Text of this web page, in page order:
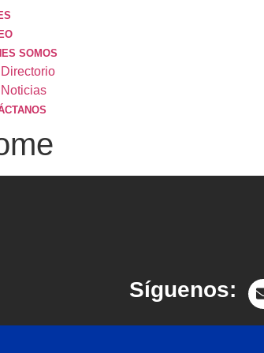
SOMOS
Directorio
Noticias
Síguenos: